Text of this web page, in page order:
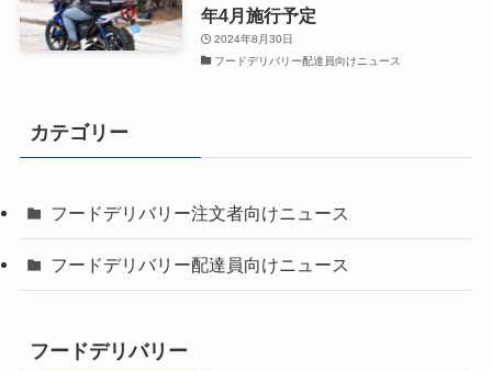
年4月施行予定
2024年8月30日
フードデリバリー配達員向けニュース
カテゴリー
フードデリバリー注文者向けニュース
フードデリバリー配達員向けニュース
フードデリバリー